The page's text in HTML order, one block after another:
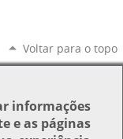
Voltar para o topo
informações
e as páginas